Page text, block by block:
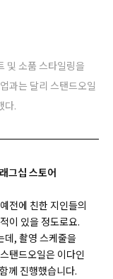
및 소품 스타일링을
과는 달리 스탠드오일
다.
그십 스토어
전에 친한 지인들의
이 있을 정도로요.
데, 촬영 스케줄을
탠드오일은 이다인
께 진행했습니다.